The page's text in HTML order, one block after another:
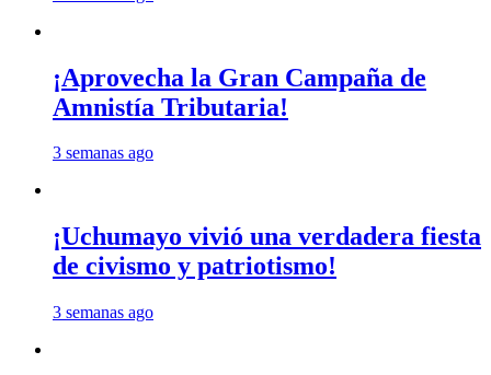
¡Aprovecha la Gran Campaña de
Amnistía Tributaria!
3 semanas ago
¡Uchumayo vivió una verdadera fiesta
de civismo y patriotismo!
3 semanas ago